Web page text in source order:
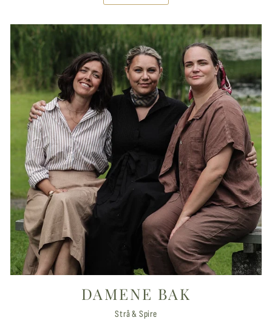
DAMENE BAK
Strå & Spire